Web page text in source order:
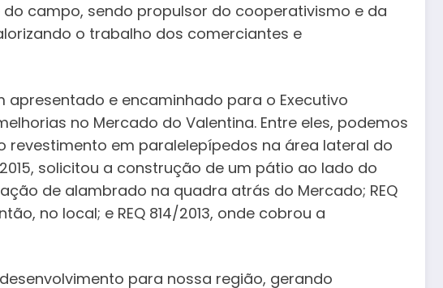
campo, sendo propulsor do cooperativismo e da
o trabalho dos comerciantes e
apresentado e encaminhado para o Executivo
no Mercado do Valentina. Entre eles, podemos
o revestimento em paralelepípedos na área lateral do
2015, solicitou a construção de um pátio ao lado do
de alambrado na quadra atrás do Mercado; REQ
no local; e REQ 814/2013, onde cobrou a
para nossa região, gerando